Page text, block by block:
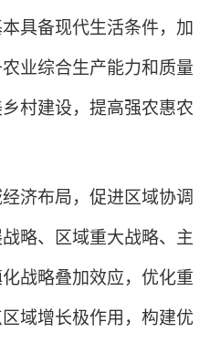
具备现代生活条件，加
业综合生产能力和质量
村建设，提高强农惠农
布局，促进区域协调
略、区域重大战略、主
战略叠加效应，优化重
域增长极作用，构建优